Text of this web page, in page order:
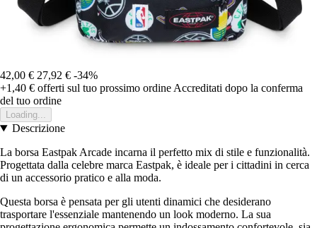
42,00 € 27,92 € -34%
+1,40 € offerti sul tuo prossimo ordine Accreditati dopo la conferma
del tuo ordine
Loading...
Descrizione
La borsa Eastpak Arcade incarna il perfetto mix di stile e funzionalità.
Progettata dalla celebre marca Eastpak, è ideale per i cittadini in cerca
di un accessorio pratico e alla moda.
Questa borsa è pensata per gli utenti dinamici che desiderano
trasportare l'essenziale mantenendo un look moderno. La sua